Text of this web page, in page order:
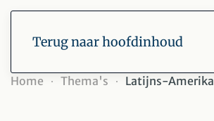
Terug naar hoofdinhoud
Home Thema's Latijns-Amerika